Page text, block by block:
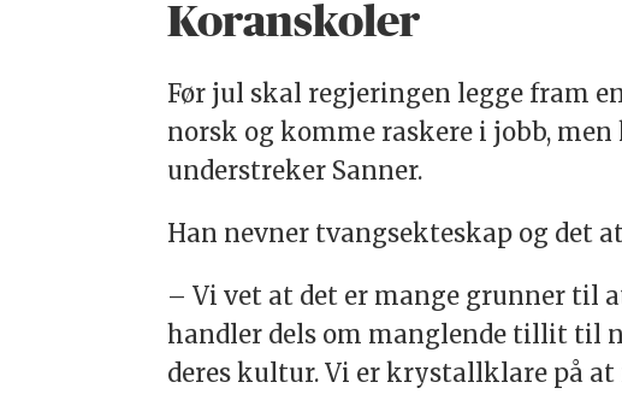
Koranskoler
Før jul skal regjeringen legge fram
norsk og komme raskere i jobb,
understreker Sanner.
Han nevner tvangsekteskap og det
– Vi vet at det er mange grunner til
handler dels om manglende tillit til
deres kultur. Vi er krystallklare på at